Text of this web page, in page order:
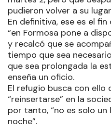
pudieron volver a su
En definitiva, ese es el
“en Formosa pone a
y recalcó que se
tiempo que sea
que sea prolongada la
enseña un oficio.
El refugio busca con ello
“reinsertarse” en la
por tanto, “no es solo
noche”.